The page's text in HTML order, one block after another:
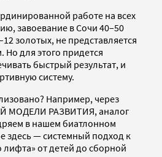
работе на всех
завоевание в Сочи 40–50
золотых, не представляется
для этого придется
быстрый результат, и
систему.
Например, через
МОДЕЛИ РАЗВИТИЯ, аналог
в нашем биатлонном
здесь — системный подход к
от детей до сборной